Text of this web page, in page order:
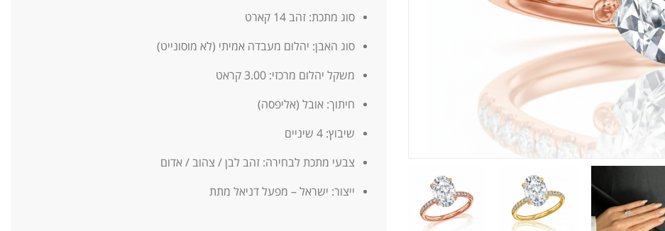
סוג מתכת: זהב 14 קארט
סוג האבן: יהלום מעבדה אמיתי (לא מוסונייט)
משקל יהלום מרכזי: 3.00 קראט
חיתוך: אובל (אליפסה)
שיבוץ: 4 שיניים
צבעי מתכת לבחירה: זהב לבן / צהוב / אדום
ייצור: ישראל – מפעל דניאל מתת